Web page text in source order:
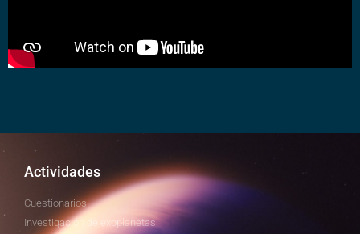
Actividades
Cuestionarios
Investigación de exoplanetas